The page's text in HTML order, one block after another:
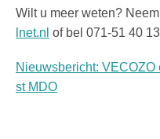
Wilt u meer weten?
lnet.nl of bel 071-51 40
Nieuwsbericht:
st MDO